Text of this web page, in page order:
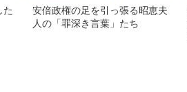
た
安倍政権の足を引っ張る昭恵夫
人の「罪深き言葉」たち